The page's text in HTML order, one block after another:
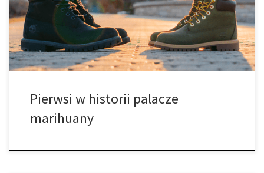
rzeczywiście byli chińskiego pochodzenia. Badanie,
przeprowadzone przez międzynarodowy zespół naukowców,
opublikowane 12 czerwca 2019 roku w […]
Pierwsi w historii palacze
marihuany